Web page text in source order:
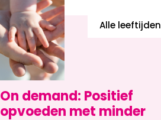
On demand: Positief
opvoeden met minder
Alle leeftijden